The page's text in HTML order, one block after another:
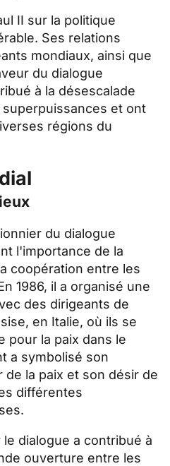
II sur la politique
Ses relations
mondiaux, ainsi que
du dialogue
à la désescalade
et ont
régions du
du dialogue
l'importance de la
coopération entre les
1986, il a organisé une
des dirigeants de
en Italie, où ils se
pour la paix dans le
a symbolisé son
la paix et son désir de
différentes
dialogue a contribué à
ouverture entre les